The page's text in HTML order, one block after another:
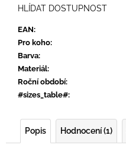
EAN:
Pro koho:
Barva:
Materiál:
Roční období:
#sizes_table#:
HLÍDAT DOSTUPNOST
Popis Hodnocení (1)